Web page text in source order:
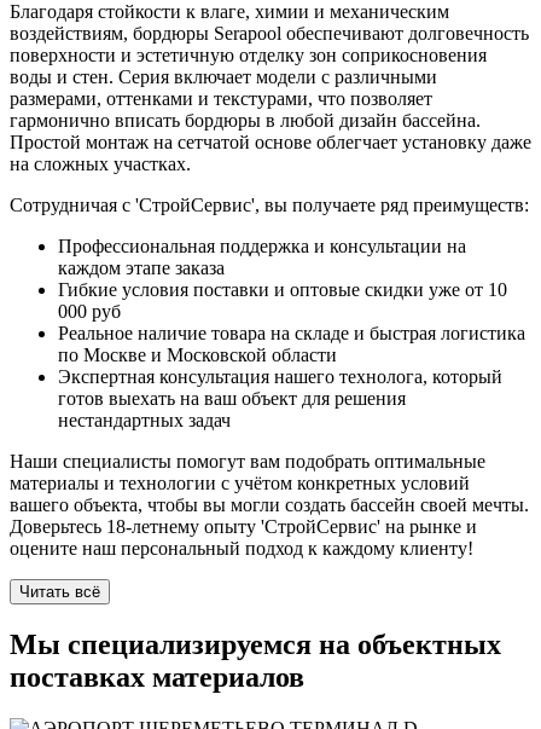
Благодаря стойкости к влаге, химии и механическим
воздействиям, бордюры Serapool обеспечивают долговечность
поверхности и эстетичную отделку зон соприкосновения
воды и стен. Серия включает модели с различными
размерами, оттенками и текстурами, что позволяет
гармонично вписать бордюры в любой дизайн бассейна.
Простой монтаж на сетчатой основе облегчает установку даже
на сложных участках.
Сотрудничая с 'СтройСервис', вы получаете ряд преимуществ:
Профессиональная поддержка и консультации на
каждом этапе заказа
Гибкие условия поставки и оптовые скидки уже от 10
000 руб
Реальное наличие товара на складе и быстрая логистика
по Москве и Московской области
Экспертная консультация нашего технолога, который
готов выехать на ваш объект для решения
нестандартных задач
Наши специалисты помогут вам подобрать оптимальные
материалы и технологии с учётом конкретных условий
вашего объекта, чтобы вы могли создать бассейн своей мечты.
Доверьтесь 18-летнему опыту 'СтройСервис' на рынке и
оцените наш персональный подход к каждому клиенту!
Читать всё
Мы специализируемся на объектных
поставках материалов